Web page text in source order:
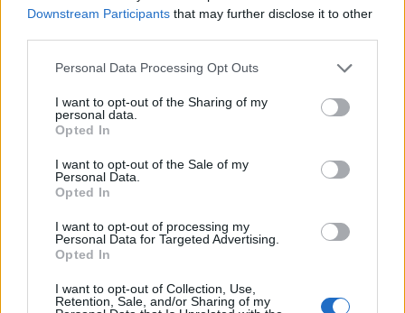
Downstream Participants that may further disclose it to other
Personal Data Processing Opt Outs
I want to opt-out of the Sharing of my
personal data.
Opted In
I want to opt-out of the Sale of my
Personal Data.
Opted In
I want to opt-out of processing my
Personal Data for Targeted Advertising.
Opted In
I want to opt-out of Collection, Use,
Retention, Sale, and/or Sharing of my